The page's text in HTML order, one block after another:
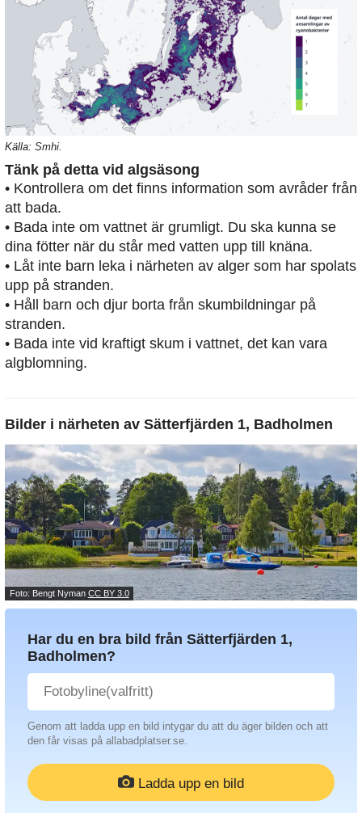
Källa: Smhi.
Tänk på detta vid algsäsong
• Kontrollera om det finns information som avråder från
att bada.
• Bada inte om vattnet är grumligt. Du ska kunna se
dina fötter när du står med vatten upp till knäna.
• Låt inte barn leka i närheten av alger som har spolats
upp på stranden.
• Håll barn och djur borta från skumbildningar på
stranden.
• Bada inte vid kraftigt skum i vattnet, det kan vara
algblomning.
Bilder i närheten av Sätterfjärden 1, Badholmen
Foto: Bengt Nyman CC BY 3.0
Har du en bra bild från Sätterfjärden 1,
Badholmen?
Genom att ladda upp en bild intygar du att du äger bilden och att
den får visas på allabadplatser.se.
Ladda upp en bild